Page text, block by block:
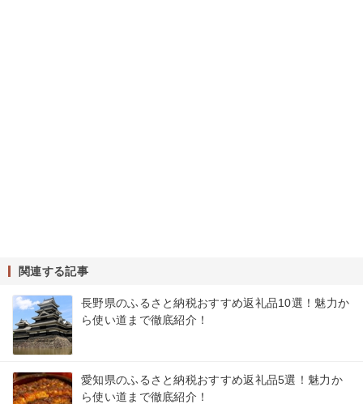
関連する記事
長野県のふるさと納税おすすめ返礼品10選！魅力か
ら使い道まで徹底紹介！
愛知県のふるさと納税おすすめ返礼品5選！魅力か
ら使い道まで徹底紹介！